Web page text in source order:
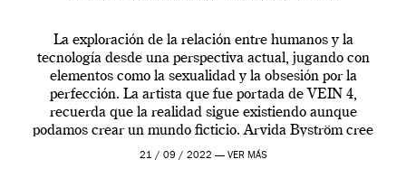
La exploración de la relación entre humanos y la
tecnología desde una perspectiva actual, jugando con
elementos como la sexualidad y la obsesión por la
perfección. La artista que fue portada de VEIN 4,
recuerda que la realidad sigue existiendo aunque
podamos crear un mundo ficticio. Arvida Byström cree
que los humanos tienen un complejo […]
21 / 09 / 2022 — VER MÁS